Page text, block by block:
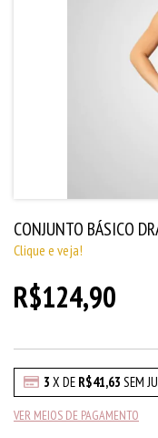
CONJUNTO BÁSICO
Clique e veja!
R$124,90
3 X DE R$41,63 SEM
VER MEIOS DE PAGAMENTO